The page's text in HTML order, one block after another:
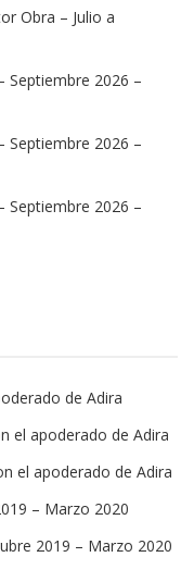
Obra – Julio a
Septiembre 2026 –
Septiembre 2026 –
Septiembre 2026 –
de Adira
el apoderado de Adira
el apoderado de Adira
– Marzo 2020
2019 – Marzo 2020